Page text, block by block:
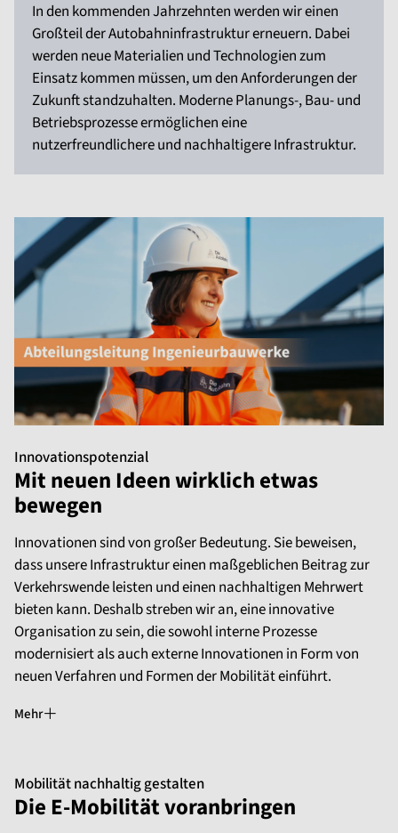
In den kommenden Jahrzehnten werden wir einen
Großteil der Autobahninfrastruktur erneuern. Dabei
werden neue Materialien und Technologien zum
Einsatz kommen müssen, um den Anforderungen der
Zukunft standzuhalten. Moderne Planungs-, Bau- und
Betriebsprozesse ermöglichen eine
nutzerfreundlichere und nachhaltigere Infrastruktur.
Innovationspotenzial
Mit neuen Ideen wirklich etwas
bewegen
Innovationen sind von großer Bedeutung. Sie beweisen,
dass unsere Infrastruktur einen maßgeblichen Beitrag zur
Verkehrswende leisten und einen nachhaltigen Mehrwert
bieten kann. Deshalb streben wir an, eine innovative
Organisation zu sein, die sowohl interne Prozesse
modernisiert als auch externe Innovationen in Form von
neuen Verfahren und Formen der Mobilität einführt.
Mehr
Mobilität nachhaltig gestalten
Die E-Mobilität voranbringen